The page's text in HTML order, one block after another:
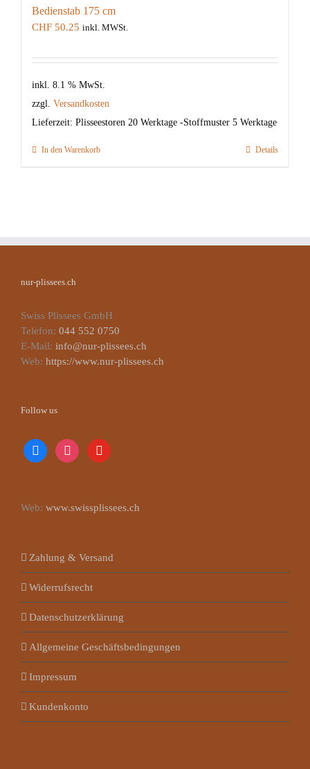
Bedienstab 175 cm
CHF 50.25 inkl. MWSt.
inkl. 8.1 % MwSt.
zzgl. Versandkosten
Lieferzeit: Plisseestoren 20 Werktage -Stoffmuster 5 Werktage
In den Warenkorb Details
nur-plissees.ch
Swiss Plissees GmbH
Telefon: 044 552 0750
E-Mail: info@nur-plissees.ch
Web: https://www.nur-plissees.ch
Follow us
facebookinstagramyoutube
Web: www.swissplissees.ch
Zahlung & Versand
Widerrufsrecht
Datenschutzerklärung
Allgemeine Geschäftsbedingungen
Impressum
Kundenkonto